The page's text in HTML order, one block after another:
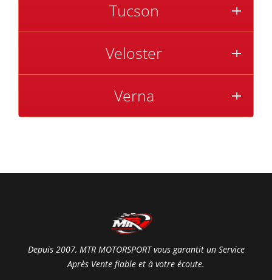
Tucson
Veloster
Verna
Depuis 2007, MTR MOTORSPORT vous garantit un Service
Après Vente fiable et à votre écoute.